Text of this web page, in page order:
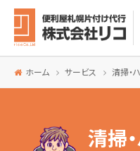
ホーム サービス 清掃・
清掃